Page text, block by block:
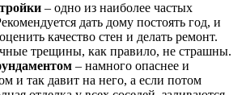
– одно из наиболее частых
дать дому постоять год, и
качество стен и делать ремонт.
трещины, как правило, не страшны.
– намного опаснее и
и так давит на него, а если потом